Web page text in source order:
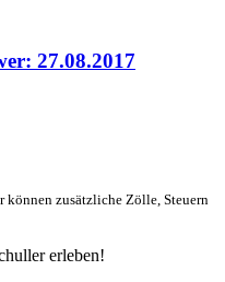
27.08.2017
zusätzliche Zölle, Steuern
erleben!